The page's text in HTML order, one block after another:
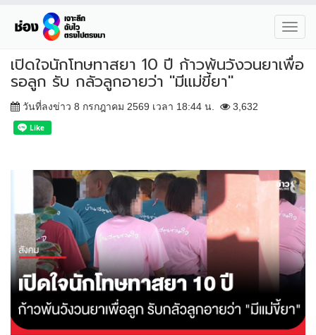
เปิดใจนักโทษทาสยา 10 ปี ก้าวพ้นวังวนยาเพื่อ
รอลูก รับ กลัวลูกอายว่า "มีแม่ขี้ยา"
วันที่ลงข่าว 8 กรกฎาคม 2569 เวลา 18:44 น. 3,632